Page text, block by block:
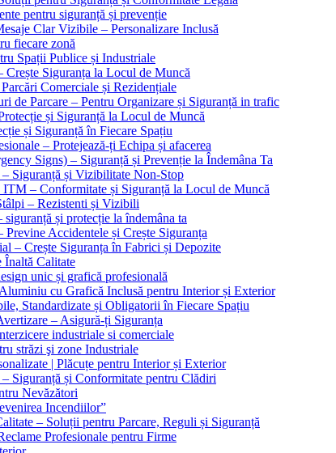
pentru siguranță și prevenție
Clar Vizibile – Personalizare Inclusă
fiecare zonă
Spații Publice și Industriale
Crește Siguranța la Locul de Muncă
Comerciale și Rezidențiale
de Parcare – Pentru Organizare și Siguranță in trafic
și Siguranță la Locul de Muncă
și Siguranță în Fiecare Spațiu
– Protejează-ți Echipa și afacerea
Signs) – Siguranță și Prevenție la Îndemâna Ta
– Siguranță și Vizibilitate Non-Stop
– Conformitate și Siguranță la Locul de Muncă
– Rezistenti și Vizibili
siguranță și protecție la îndemâna ta
Previne Accidentele și Crește Siguranța
– Crește Siguranța în Fabrici și Depozite
Înaltă Calitate
unic și grafică profesională
cu Grafică Inclusă pentru Interior și Exterior
Standardizate și Obligatorii în Fiecare Spațiu
– Asigură-ți Siguranța
industriale si comerciale
străzi şi zone Industriale
| Plăcuțe pentru Interior și Exterior
Siguranță și Conformitate pentru Clădiri
Nevăzători
Incendiilor”
– Soluții pentru Parcare, Reguli și Siguranță
Profesionale pentru Firme